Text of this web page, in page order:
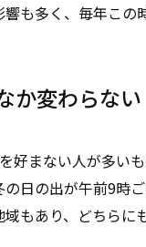
も多く、毎年この
か変わらない
好まない人が多い
日の出が午前9時
もあり、どちらに